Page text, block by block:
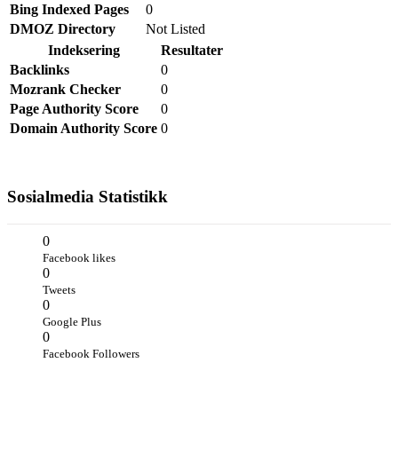
Bing Indexed Pages
0
DMOZ Directory
Not Listed
Indeksering
Resultater
Backlinks
0
Mozrank Checker
0
Page Authority Score
0
Domain Authority Score 0
Sosialmedia Statistikk
0
Facebook likes
0
Tweets
0
Google Plus
0
Facebook Followers